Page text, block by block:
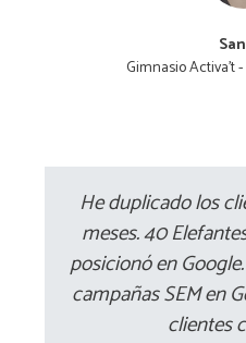
Gimnasio Activa't
He duplicado los
meses. 40
posicionó en
campañas SEM en
clientes